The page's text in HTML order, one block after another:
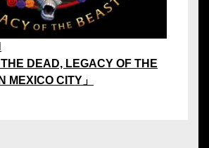
THE DEAD, LEGACY OF THE
MEXICO CITY」